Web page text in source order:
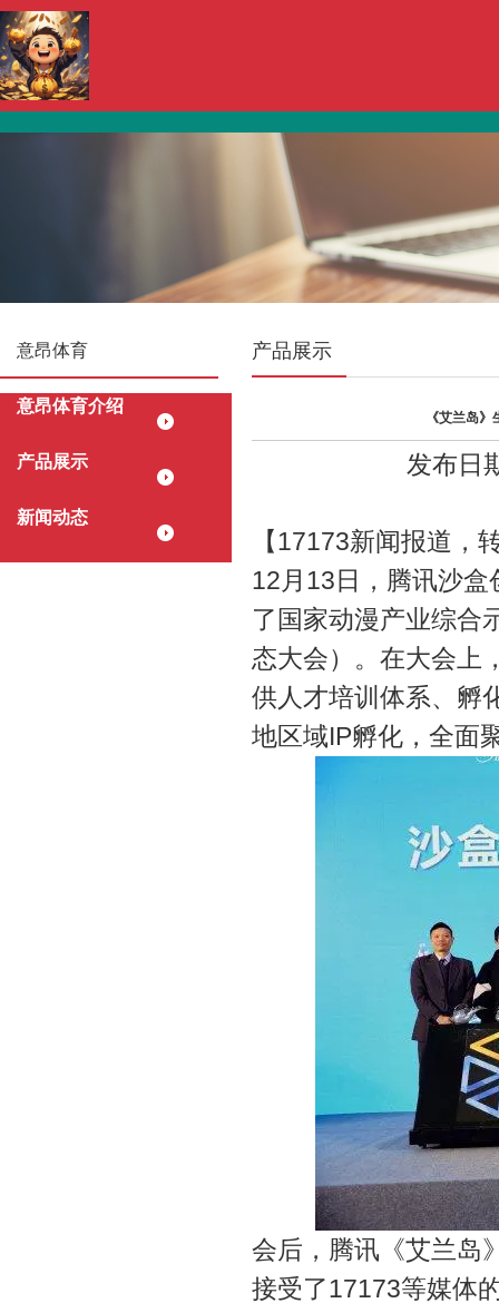
意昂体育
意昂体育介绍
产品展示
新闻动态
产品展示
《艾兰岛
发布日
【17173新闻报道，
12月13日，腾讯沙
了国家动漫产业综合
态大会）。在大会上
供人才培训体系、孵
地区域IP孵化，全面
会后，腾讯《艾兰岛
接受了17173等媒体